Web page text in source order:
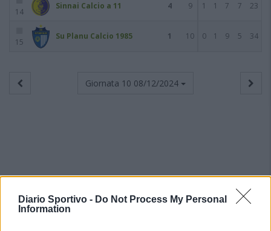
Diario Sportivo - Do Not Process My Personal
Information
14
Sinnai Calcio a 11 4 9 1 1 7 7 23
15
Su Planu Calcio 1985 1 10 0 1 9 5 34
Giornata 10 08/12/2024